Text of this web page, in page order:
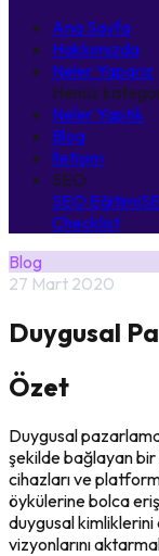
Ana Sayfa
Hakkımızda
Neler Yaparız
Henüz
Neler Yaptık
Blog
İletişim
SEO
SEO Eğitimi
Checklist
Blog
27 Mart 2020
Duygusal
Özet
Duygusal
şekilde bağlayan bir
cihazları ve
öykülerine bolca
duygusal
vizyonlarını